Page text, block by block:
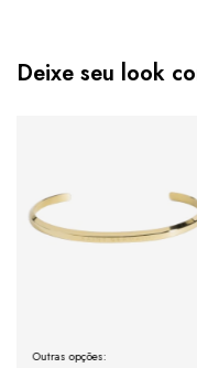
Deixe seu look
Outras opções: